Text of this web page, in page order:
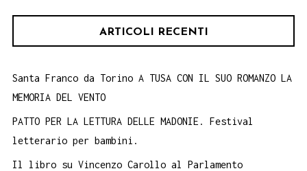
ARTICOLI RECENTI
Santa Franco da Torino A TUSA CON IL SUO ROMANZO LA
MEMORIA DEL VENTO
PATTO PER LA LETTURA DELLE MADONIE. Festival
letterario per bambini.
Il libro su Vincenzo Carollo al Parlamento